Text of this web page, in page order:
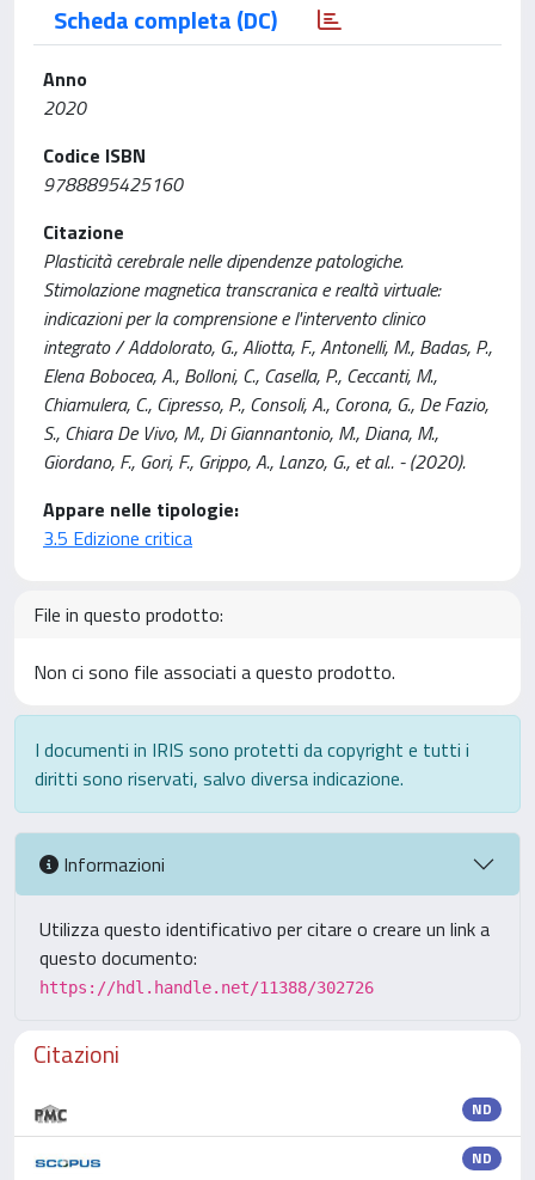
Scheda completa (DC)
Anno
2020
Codice ISBN
9788895425160
Citazione
Plasticità cerebrale nelle dipendenze patologiche.
Stimolazione magnetica transcranica e realtà virtuale:
indicazioni per la comprensione e l'intervento clinico
integrato / Addolorato, G., Aliotta, F., Antonelli, M., Badas, P.,
Elena Bobocea, A., Bolloni, C., Casella, P., Ceccanti, M.,
Chiamulera, C., Cipresso, P., Consoli, A., Corona, G., De Fazio,
S., Chiara De Vivo, M., Di Giannantonio, M., Diana, M.,
Giordano, F., Gori, F., Grippo, A., Lanzo, G., et al.. - (2020).
Appare nelle tipologie:
3.5 Edizione critica
File in questo prodotto:
Non ci sono file associati a questo prodotto.
I documenti in IRIS sono protetti da copyright e tutti i
diritti sono riservati, salvo diversa indicazione.
Informazioni
Utilizza questo identificativo per citare o creare un link a
questo documento:
https://hdl.handle.net/11388/302726
Citazioni
ND
ND